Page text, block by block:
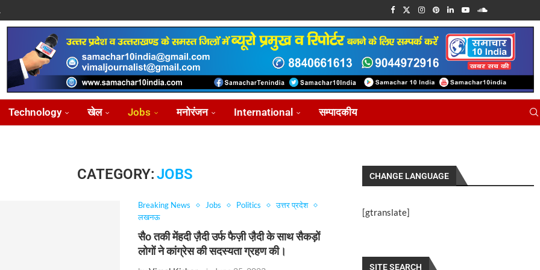
Technology खेल Jobs मनोरंजन International सम्पादकीय
CATEGORY:JOBS
Breaking News Jobs Politics
उत्तर प्रदेश
लखनऊ
सैo तकी मेंहदी ज़ैदी उर्फ फैज़ी जै़दी के साथ सैकड़ों
लोगों ने कांग्रेस की सदस्यता ग्रहण की।
CHANGE LANGUAGE
[gtranslate]
SITE SEARCH